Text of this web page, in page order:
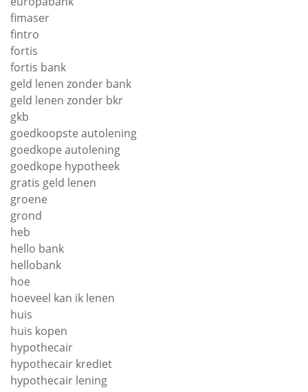
fimaser
fintro
fortis
fortis bank
geld lenen zonder bank
geld lenen zonder bkr
gkb
goedkoopste autolening
goedkope autolening
goedkope hypotheek
gratis geld lenen
groene
grond
heb
hello bank
hellobank
hoe
hoeveel kan ik lenen
huis
huis kopen
hypothecair
hypothecair krediet
hypothecair lening